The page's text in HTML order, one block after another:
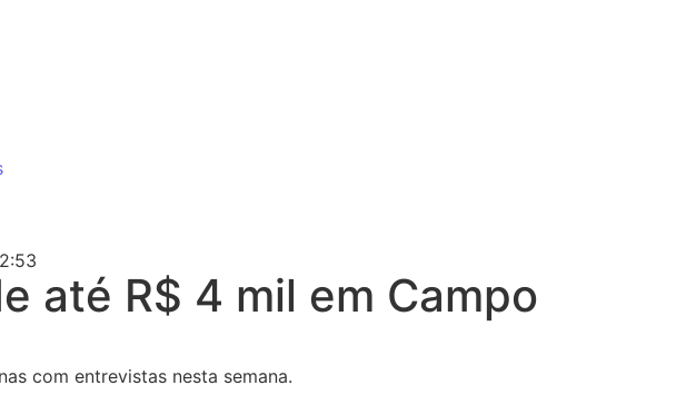
até R$ 4 mil em Campo
com entrevistas nesta semana.